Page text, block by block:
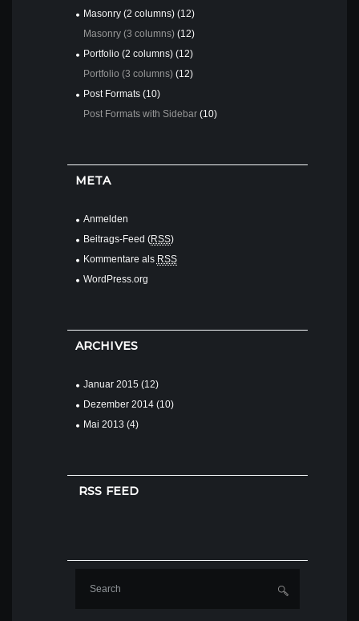
Masonry (2 columns)(12)
Masonry (3 columns)(12)
Portfolio (2 columns)(12)
Portfolio (3 columns)(12)
Post Formats(10)
Post Formats with Sidebar(10)
META
Anmelden
Beitrags-Feed (RSS)
Kommentare als RSS
WordPress.org
ARCHIVES
Januar 2015(12)
Dezember 2014(10)
Mai 2013 (4)
RSS FEED